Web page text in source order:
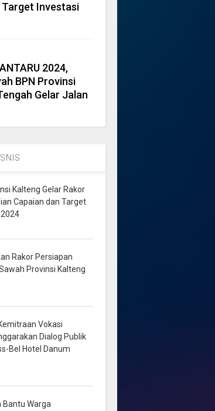
Target Investasi
2024,
BPN Provinsi
Gelar Jalan
Kalteng Gelar Rakor
Capaian dan Target
Rakor Persiapan
Provinsi Kalteng
Vokasi
Dialog Publik
Bel Hotel Danum
Warga